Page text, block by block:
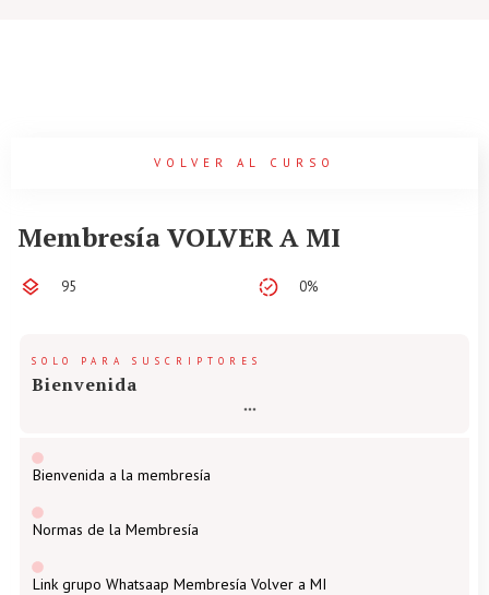
VOLVER AL CURSO
Membresía VOLVER A MI
95 0%
SOLO PARA SUSCRIPTORES
Bienvenida
Bienvenida a la membresía
Normas de la Membresía
Link grupo Whatsaap Membresía Volver a MI